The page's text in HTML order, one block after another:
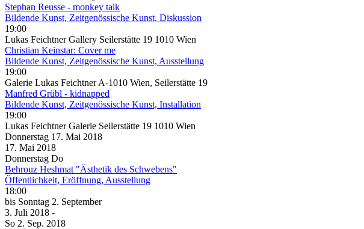
Stephan Reusse - monkey talk
Bildende Kunst, Zeitgenössische Kunst, Diskussion
19:00
Lukas Feichtner Gallery Seilerstätte 19 1010 Wien
Christian Keinstar: Cover me
Bildende Kunst, Zeitgenössische Kunst, Ausstellung
19:00
Galerie Lukas Feichtner A-1010 Wien, Seilerstätte 19
Manfred Grübl - kidnapped
Bildende Kunst, Zeitgenössische Kunst, Installation
19:00
Lukas Feichtner Galerie Seilerstätte 19 1010 Wien
Donnerstag 17. Mai 2018
17. Mai 2018
Donnerstag Do
Behrouz Heshmat "Ästhetik des Schwebens"
Öffentlichkeit, Eröffnung, Ausstellung
18:00
bis Sonntag 2. September
3. Juli 2018 -
So 2. Sep. 2018